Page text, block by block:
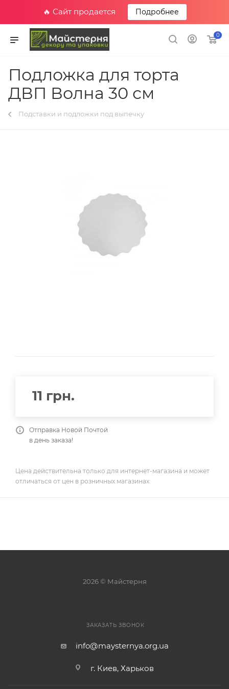
🔥 Сайт продается Подробнее
0
Подложка для торта
ДВП Волна 30 см
Подставки и подложки под выпечку
11 грн.
Отправка Новой Почтой
в день заказа!
Цена действительна только для интернет-магазина и может
отличаться от цен в розничных магазинах
2026 © Майстерня
ЗАКАЗАТЬ ЗВОНОК
info@maysternya.org.ua
г. Киев, Харьков